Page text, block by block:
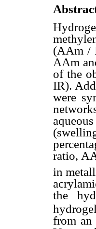
(AAm /
AAm
of the
IR).
were
ratio,
in
the
from an